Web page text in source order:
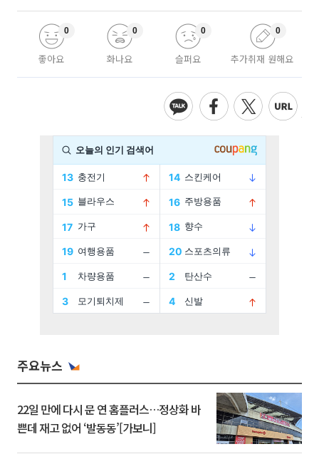
좋아요
0
화나요
0
슬퍼요
0
추가취재 원해요
0
주요뉴스
22일 만에 다시 문 연 홈플러스…정상화 바
쁜데 재고 없어 ‘발동동’[가보니]